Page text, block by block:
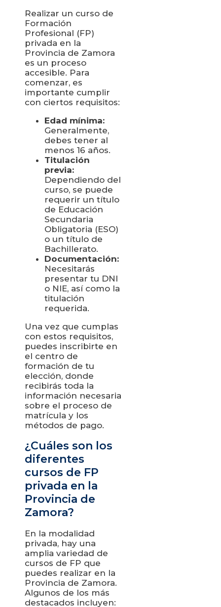
Realizar un curso de
Formación
Profesional (FP)
privada en la
Provincia de Zamora
es un proceso
accesible. Para
comenzar, es
importante cumplir
con ciertos requisitos:
Edad mínima:
Generalmente,
debes tener al
menos 16 años.
Titulación
previa:
Dependiendo del
curso, se puede
requerir un título
de Educación
Secundaria
Obligatoria (ESO)
o un título de
Bachillerato.
Documentación:
Necesitarás
presentar tu DNI
o NIE, así como la
titulación
requerida.
Una vez que cumplas
con estos requisitos,
puedes inscribirte en
el centro de
formación de tu
elección, donde
recibirás toda la
información necesaria
sobre el proceso de
matrícula y los
métodos de pago.
¿Cuáles son los
diferentes
cursos de FP
privada en la
Provincia de
Zamora?
En la modalidad
privada, hay una
amplia variedad de
cursos de FP que
puedes realizar en la
Provincia de Zamora.
Algunos de los más
destacados incluyen: